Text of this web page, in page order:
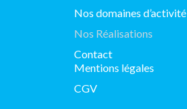
Nos domaines d’activité
Nos Réalisations
Contact
Mentions légales
CGV